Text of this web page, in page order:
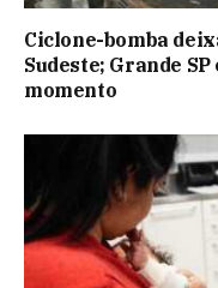
Ciclone-bomba
Sudeste; Grande
momento